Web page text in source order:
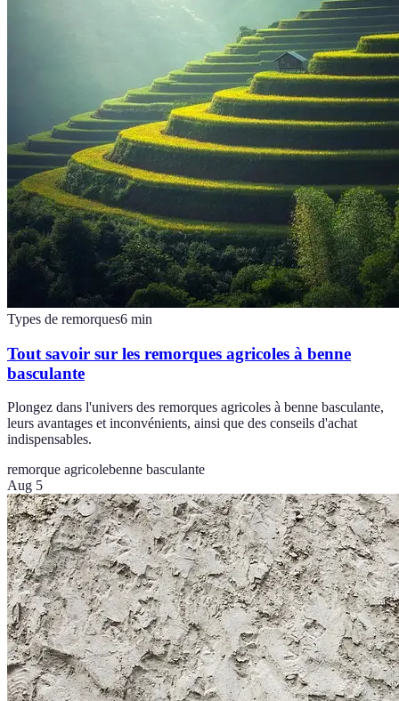
Types de remorques6 min
Tout savoir sur les remorques agricoles à benne
basculante
Plongez dans l'univers des remorques agricoles à benne basculante,
leurs avantages et inconvénients, ainsi que des conseils d'achat
indispensables.
remorque agricolebenne basculante
Aug 5